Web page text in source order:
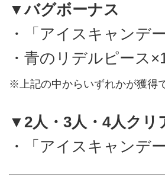
▼バグボーナス
・「アイスキャンデ
・青のリデルピース
※上記の中からいずれかが獲得
▼2人・3人・4人クリ
・「アイスキャンデ